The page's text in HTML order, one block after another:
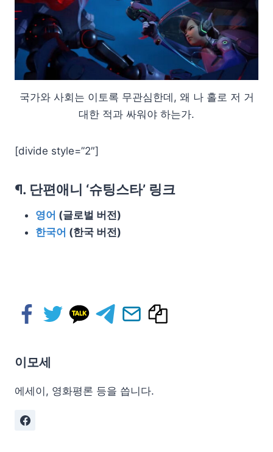
국가와 사회는 이토록 무관심한데, 왜 나 홀로 저 거
대한 적과 싸워야 하는가.
[divide style=”2″]
¶. 단편애니 ‘슈팅스타’ 링크
영어 (글로벌 버전)
한국어 (한국 버전)
이모세
에세이, 영화평론 등을 씁니다.